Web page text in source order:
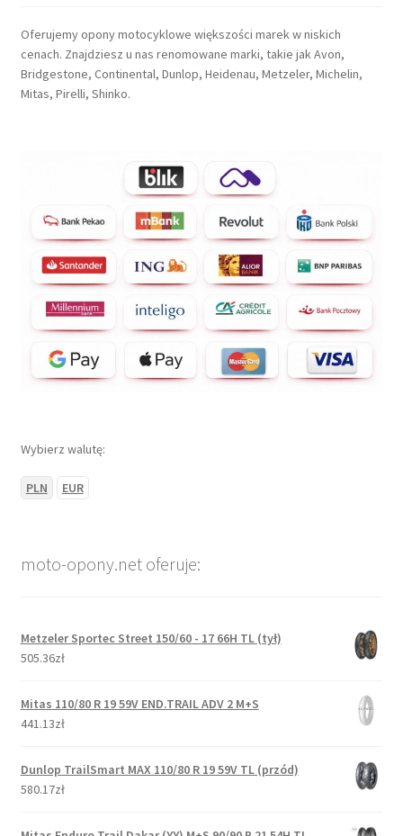
Oferujemy opony motocyklowe większości marek w niskich
cenach. Znajdziesz u nas renomowane marki, takie jak Avon,
Bridgestone, Continental, Dunlop, Heidenau, Metzeler, Michelin,
Mitas, Pirelli, Shinko.
Wybierz walutę:
PLN EUR
moto-opony.net oferuje:
Metzeler Sportec Street 150/60 - 17 66H TL (tył)
505.36zł
Mitas 110/80 R 19 59V END.TRAIL ADV 2 M+S
441.13zł
Dunlop TrailSmart MAX 110/80 R 19 59V TL (przód)
580.17zł